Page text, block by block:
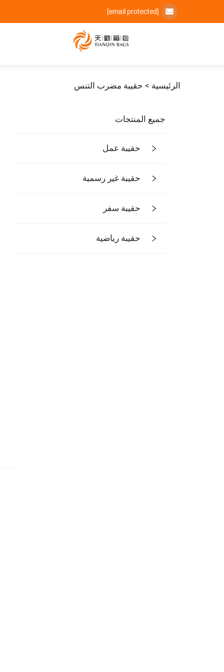
[email protected]
الرئيسية > حقيبة مضرب التنس
جميع المنتجات
حقيبة عمل
حقيبة غير رسمية
حقيبة سفر
حقيبة رياضية